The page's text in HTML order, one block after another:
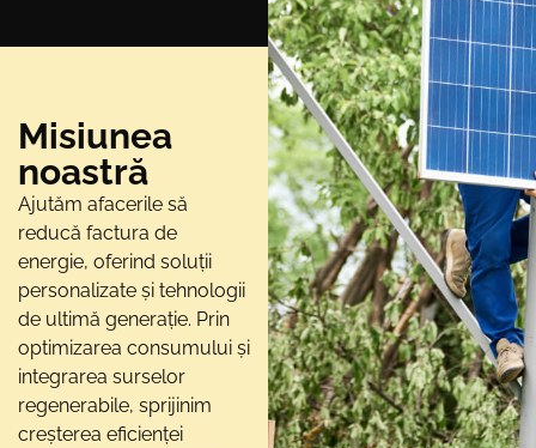
Misiunea
noastră
Ajutăm afacerile să
reducă factura de
energie, oferind soluții
personalizate și tehnologii
de ultimă generație. Prin
optimizarea consumului și
integrarea surselor
regenerabile, sprijinim
creșterea eficienței